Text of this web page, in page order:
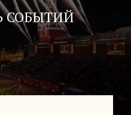
СОБЫТИЙ